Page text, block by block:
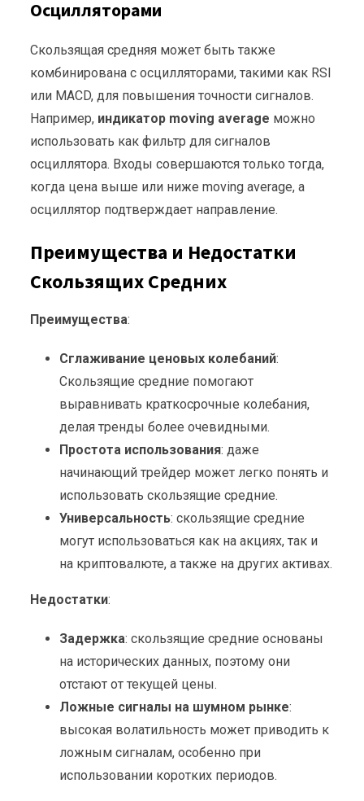
Осцилляторами
Скользящая средняя может быть также
комбинирована с осцилляторами, такими как RSI
или MACD, для повышения точности сигналов.
Например, индикатор moving average можно
использовать как фильтр для сигналов
осциллятора. Входы совершаются только тогда,
когда цена выше или ниже moving average, а
осциллятор подтверждает направление.
Преимущества и Недостатки
Скользящих Средних
Преимущества:
Сглаживание ценовых колебаний:
Скользящие средние помогают
выравнивать краткосрочные колебания,
делая тренды более очевидными.
Простота использования: даже
начинающий трейдер может легко понять и
использовать скользящие средние.
Универсальность: скользящие средние
могут использоваться как на акциях, так и
на криптовалюте, а также на других активах.
Недостатки:
Задержка: скользящие средние основаны
на исторических данных, поэтому они
отстают от текущей цены.
Ложные сигналы на шумном рынке:
высокая волатильность может приводить к
ложным сигналам, особенно при
использовании коротких периодов.